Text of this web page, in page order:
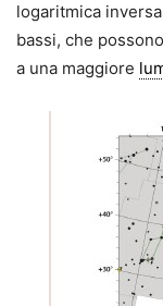
logaritmica
bassi, che
a una maggiore